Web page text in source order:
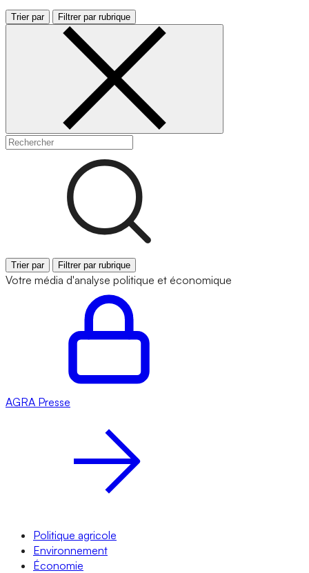
Trier par Filtrer par rubrique
Trier par Filtrer par rubrique
Votre média d'analyse politique et économique
AGRA Presse
Politique agricole
Environnement
Économie